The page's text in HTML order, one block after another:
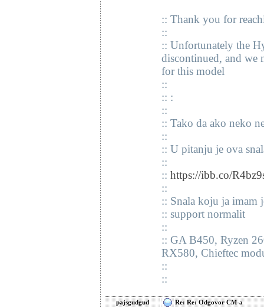
:: Thank you for
::
:: Unfortunately the
discontinued, and we
for this model
::
:: :
::
:: Tako da ako neko
::
:: U pitanju je ova
::
:: https://ibb.co/
::
:: Snala koju ja imam
:: support normalit
::
:: GA B450, Ryzen
RX580, Chieftec
::
::
pajsgudgud Re: Re: Odgovor CM-a